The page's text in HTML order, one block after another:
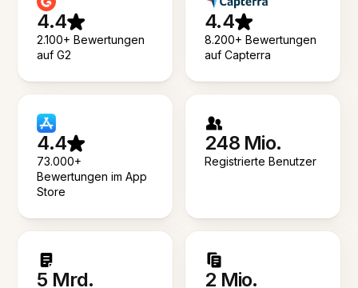
4.4
2.100+ Bewertungen
auf G2
4.4
8.200+ Bewertungen
auf Capterra
4.4
73.000+
Bewertungen im App
Store
248 Mio.
Registrierte Benutzer
5 Mrd. 2 Mio.